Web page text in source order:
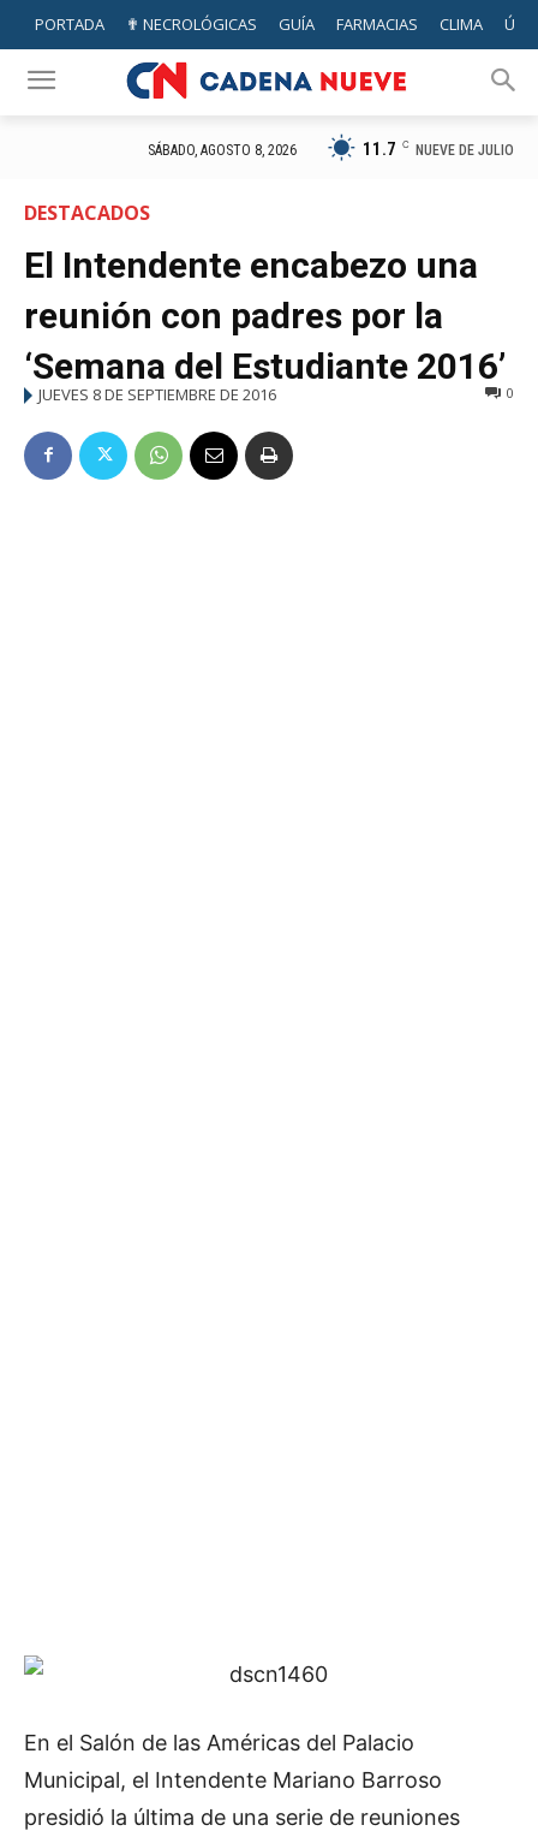
PORTADA ✟ NECROLÓGICAS GUÍA FARMACIAS CLIMA
SÁBADO, AGOSTO 8, 2026 11.7 C NUEVE DE JULIO
DESTACADOS
El Intendente encabezo una
reunión con padres por la
‘Semana del Estudiante 2016’
JUEVES 8 DE SEPTIEMBRE DE 2016 0
En el Salón de las Américas del Palacio
Municipal, el Intendente Mariano Barroso
presidió la última de una serie de reuniones